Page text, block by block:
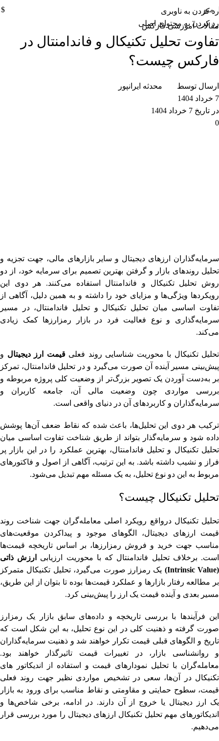
رد کردن به ناوبری
رد کردن به محتوای اصلی
منو
$
مقالات آموزشی فارکس
تفاوت تحلیل تکنیکال و فاندامنتال در
فارکس چیست؟
ارسال توسط
محدثه ایرانپور
7 خرداد 1404
در تاریخ 7 خرداد 1404
0
سرمایه‌گذاران ارزهای دیجیتال و سایر بازارهای مالی، جهت تجزیه و
تحلیل روندهای بازار و گرفتن بهترین تصمیم برای سرمایه خود، از دو
روش تحلیل تکنیکال و فاندامنتال استفاده می‌کنند. هر دوی این
رویکردها ویژگی‌ها و مزایای خود را داشته و به همین دلیل، آگاهی از
تفاوت اساسی میان تحلیل تکنیکال و تحلیل فاندامنتال، در مسیر
سرمایه‌گذاری و نوع فعالیت فرد در بازار رمزارزها کمک زیادی
می‌کند.
تحلیل تکنیکال با محوریت شناسایی روند فعلیقیمت ارز دیجیتال و
پیش‌بینی مسیر آینده آن صورت می‌گیرد و در تحلیل فاندامنتال، تمرکز
بر به‌دست آوردن یک تصویر بزرگ‌تر از وضعیت کلی پروژه مربوطه و
بررسی مواردی چون وضعیت مالی آن، جامعه کاربران و
سرمایه‌گذاران و کاربردهای آن در دنیای واقعی است.
ترکیب هر دوی این تحلیل‌ها، باعث شده که نقاط ضعف آن‌ها پوشش
داده شود و سرمایه‌گذار بتواند از طریق شناخت تفاوت اساسی میان
تحلیل تکنیکال و تحلیل فاندامنتال، بهترین عملکرد را در این بازار پر
فراز و نشیب داشته باشد. به این ترتیب، آگاهی از اصول و فاکتورهای
مربوط به این دو نوع تحلیل، به یک مسئله مهم تبدیل می‌شود.
تحلیل تکنیکال چیست؟
تحلیل تکنیکال درواقع رویکرد اصلی معامله‌گران جهت شناخت روند
قیمت ارزهای دیجیتال، الگوهای موجود و پیداکردن موقعیت‌های
مناسب جهت خرید و فروش رمزارزها، بر اساس تاریخچه قیمت‌ها
است. برخلاف تحلیل فاندامنتال که با محوریت ارزیابی
ارزش ذاتی
(Intrinsic Value)
یک رمزارز صورت می‌گیرد، تحلیل تکنیکال متمرکز
بر مطالعه رفتار بازارها و عملکرد قیمت‌ها بوده تا بتوان از این طریق،
مسیر بعدی و آینده قیمت یک ارز را پیش‌بینی کرد.
این فرآیندها با بررسی تاریخچه و داده‌های سابق بازار یک رمزارز
صورت گرفته و ذهنیت کلی در این نوع تحلیل، به این شکل است که
تاریخ و الگوهای قبلی قیمت تکرار خواهند شد و ذهنیت سرمایه‌گذاران
و روانشناسی بازار، در تغییرات قیمت تاثیرگذار خواهند بود.
معامله‌گران با تحلیل نمودارهای قیمت و استفاده از اندیکاتور های
تکنیکال در آن‌ها، سعی در تشخیص مواردی نظیر جهت روند فعلی
قیمت، سطوح حمایتی و مقاومتی و نقاط مناسب برای ورود به بازار
یک ارز دیجیتال یا خروج از آن دارند. در ادامه، برخی شاخص‌ها و
اندیکاتورهای مهم تحلیل تکنیکال ارزهای دیجیتال را مورد بررسی قرار
می‌دهیم.